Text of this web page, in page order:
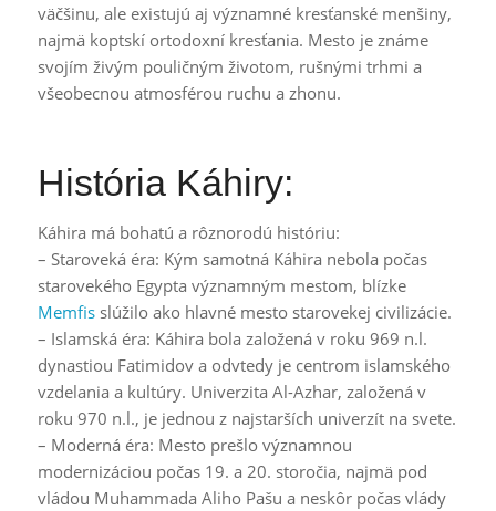
väčšinu, ale existujú aj významné kresťanské menšiny,
najmä koptskí ortodoxní kresťania. Mesto je známe
svojím živým pouličným životom, rušnými trhmi a
všeobecnou atmosférou ruchu a zhonu.
História Káhiry:
Káhira má bohatú a rôznorodú históriu:
– Staroveká éra: Kým samotná Káhira nebola počas
starovekého Egypta významným mestom, blízke
Memfisslúžilo ako hlavné mesto starovekej civilizácie.
– Islamská éra: Káhira bola založená v roku 969 n.l.
dynastiou Fatimidov a odvtedy je centrom islamského
vzdelania a kultúry. Univerzita Al-Azhar, založená v
roku 970 n.l., je jednou z najstarších univerzít na svete.
– Moderná éra: Mesto prešlo významnou
modernizáciou počas 19. a 20. storočia, najmä pod
vládou Muhammada Aliho Pašu a neskôr počas vlády